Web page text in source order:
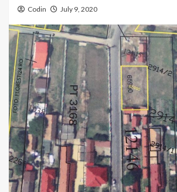
Codin July 9, 2020